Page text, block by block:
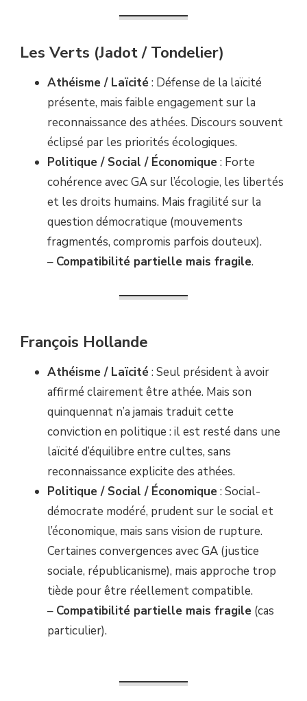
Les Verts (Jadot / Tondelier)
Athéisme / Laïcité: Défense de la laïcité
présente, mais faible engagement sur la
reconnaissance des athées. Discours souvent
éclipsé par les priorités écologiques.
Politique / Social / Économique: Forte
cohérence avec GA sur l’écologie, les libertés
et les droits humains. Mais fragilité sur la
question démocratique (mouvements
fragmentés, compromis parfois douteux).
– Compatibilité partielle mais fragile.
François Hollande
Athéisme / Laïcité: Seul président à avoir
affirmé clairement être athée. Mais son
quinquennat n’a jamais traduit cette
conviction en politique : il est resté dans une
laïcité d’équilibre entre cultes, sans
reconnaissance explicite des athées.
Politique / Social / Économique: Social-
démocrate modéré, prudent sur le social et
l’économique, mais sans vision de rupture.
Certaines convergences avec GA (justice
sociale, républicanisme), mais approche trop
tiède pour être réellement compatible.
– Compatibilité partielle mais fragile (cas
particulier).